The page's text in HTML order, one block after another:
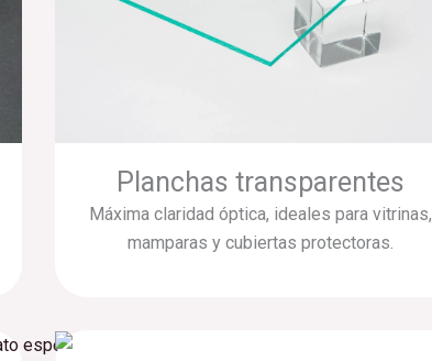
Planchas transparentes
Máxima claridad óptica, ideales para vitrinas,
mamparas y cubiertas protectoras.